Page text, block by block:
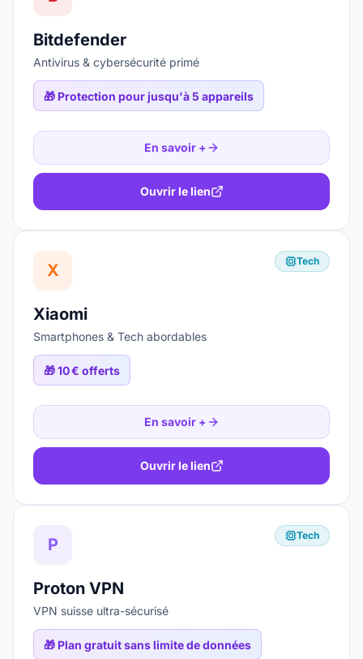
Bitdefender
Antivirus & cybersécurité primé
🎁 Protection pour jusqu'à 5 appareils
En savoir +
Ouvrir le lien
X Tech
Xiaomi
Smartphones & Tech abordables
🎁10 € offerts
En savoir +
Ouvrir le lien
P Tech
Proton VPN
VPN suisse ultra-sécurisé
🎁 Plan gratuit sans limite de données